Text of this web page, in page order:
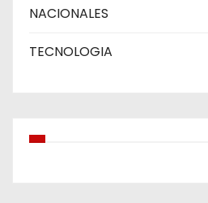
NACIONALES
TECNOLOGIA